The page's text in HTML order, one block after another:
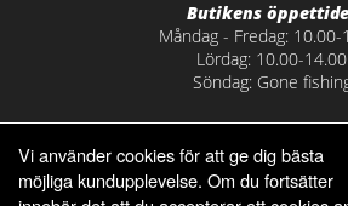
Vi använder cookies för att ge dig bästa
möjliga kundupplevelse. Om du fortsätter
Butikens
Måndag - Fredag: 10.00-
Lördag: 10.00-14.00
Söndag: Gone